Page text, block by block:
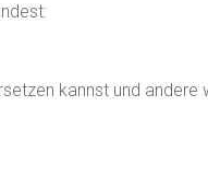
kannst und andere